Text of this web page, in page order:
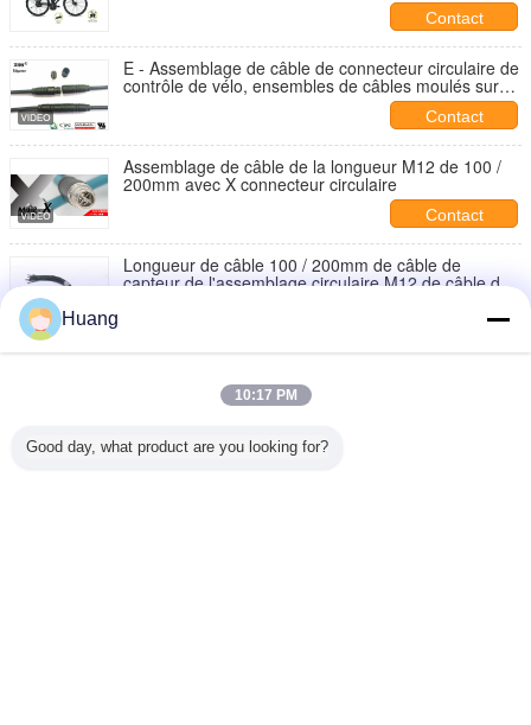
Contact
E - Assemblage de câble de connecteur circulaire de
contrôle de vélo, ensembles de câbles moulés sur
Contact
Assemblage de câble de la longueur M12 de 100 /
200mm avec X connecteur circulaire
Contact
Longueur de câble 100 / 200mm de câble de
capteur de l'assemblage circulaire M12 de câble de
de connecteur d'alimentation a moulé les câbles
équipés 22AWG
L'or à haute tension de moulage par injection du
Huang
10:17 PM
Good day, what product are you looking for?